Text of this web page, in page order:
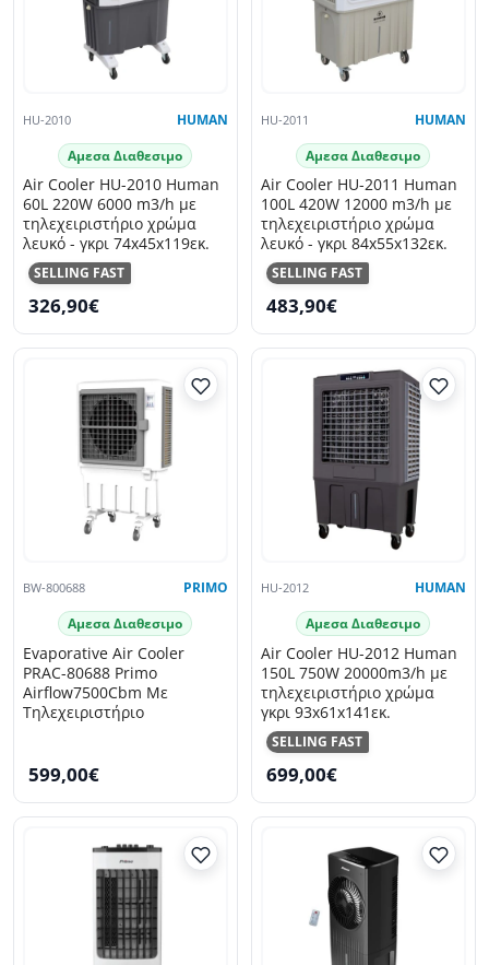
SELLING FAST
HU-2010 HUMAN
Αμεσα Διαθεσιμο
Air Cooler HU-2010 Human
60L 220W 6000 m3/h με
τηλεχειριστήριο χρώμα
λευκό - γκρι 74x45x119εκ.
326,90€
SELLING FAST
HU-2011 HUMAN
Αμεσα Διαθεσιμο
Air Cooler HU-2011 Human
100L 420W 12000 m3/h με
τηλεχειριστήριο χρώμα
λευκό - γκρι 84x55x132εκ.
483,90€
BW-800688 PRIMO
Αμεσα Διαθεσιμο
Evaporative Air Cooler
PRAC-80688 Primo
Airflow7500Cbm Με
Τηλεχειριστήριο
599,00€
SELLING FAST
HU-2012 HUMAN
Αμεσα Διαθεσιμο
Air Cooler HU-2012 Human
150L 750W 20000m3/h με
τηλεχειριστήριο χρώμα
γκρι 93x61x141εκ.
699,00€